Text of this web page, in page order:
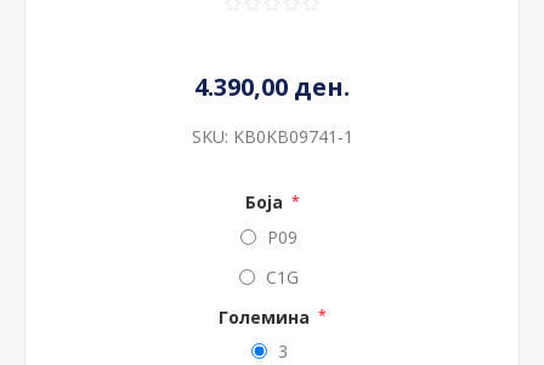
4.390,00 ден.
SKU: KB0KB09741-1
Боја *
P09
C1G
Големина *
3